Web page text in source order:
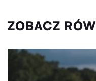
ZOBACZ